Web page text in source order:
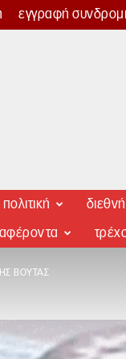
εγγραφή
πολιτική διεθνή
ΒΟΎΤΑΣ